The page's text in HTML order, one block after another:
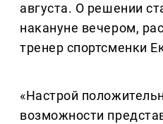
августа. О решении
накануне вечером,
тренер спортсменки
«Настрой
возможности